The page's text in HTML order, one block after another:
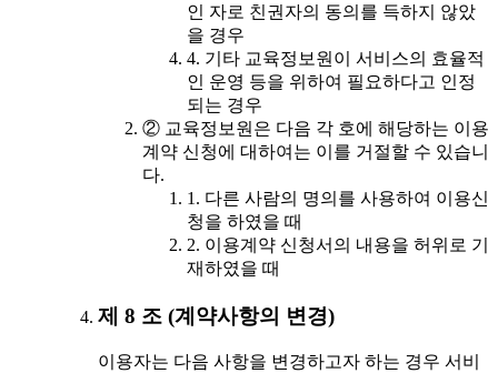
인 자로 친권자의 동의를 득하지 않았
을 경우
4. 기타 교육정보원이 서비스의 효율적
인 운영 등을 위하여 필요하다고 인정
되는 경우
② 교육정보원은 다음 각 호에 해당하는 이용
계약 신청에 대하여는 이를 거절할 수 있습니
다.
1. 다른 사람의 명의를 사용하여 이용신
청을 하였을 때
2. 이용계약 신청서의 내용을 허위로 기
재하였을 때
제 8 조 (계약사항의 변경)
이용자는 다음 사항을 변경하고자 하는 경우 서비